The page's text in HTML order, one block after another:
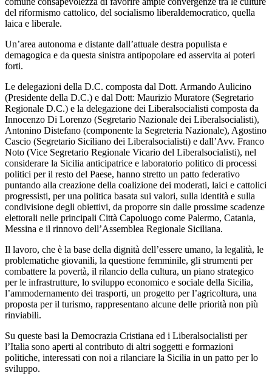
del riformismo cattolico, del socialismo liberaldemocratico, quella
laica e liberale.
Un’area autonoma e distante dall’attuale destra populista e
demagogica e da questa sinistra antipopolare ed asservita ai poteri
forti.
Le delegazioni della D.C. composta dal Dott. Armando Aulicino
(Presidente della D.C.) e dal Dott: Maurizio Muratore (Segretario
Regionale D.C.) e la delegazione dei Liberalsocialisti composta da
Innocenzo Di Lorenzo (Segretario Nazionale dei Liberalsocialisti),
Antonino Distefano (componente la Segreteria Nazionale), Agostino
Cascio (Segretario Siciliano dei Liberalsocialisti) e dall’Avv. Franco
Noto (Vice Segretario Regionale Vicario del Liberalsocialisti), nel
considerare la Sicilia anticipatrice e laboratorio politico di processi
politici per il resto del Paese, hanno stretto un patto federativo
puntando alla creazione della coalizione dei moderati, laici e cattolici
progressisti, per una politica basata sui valori, sulla identità e sulla
condivisione degli obiettivi, da proporre sin dalle prossime scadenze
elettorali nelle principali Città Capoluogo come Palermo, Catania,
Messina e il rinnovo dell’Assemblea Regionale Siciliana.
Il lavoro, che è la base della dignità dell’essere umano, la legalità, le
problematiche giovanili, la questione femminile, gli strumenti per
combattere la povertà, il rilancio della cultura, un piano strategico
per le infrastrutture, lo sviluppo economico e sociale della Sicilia,
l’ammodernamento dei trasporti, un progetto per l’agricoltura, una
proposta per il turismo, rappresentano alcune delle priorità non più
rinviabili.
Su queste basi la Democrazia Cristiana ed i Liberalsocialisti per
l’Italia sono aperti al contributo di altri soggetti e formazioni
politiche, interessati con noi a rilanciare la Sicilia in un patto per lo
sviluppo.